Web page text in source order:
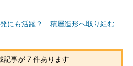
にも活躍？ 積層造形へ取り組む
記事が 7 件あります